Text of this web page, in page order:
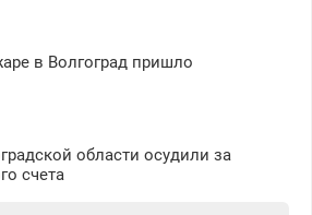
в Волгоград пришло
области осудили за
счета